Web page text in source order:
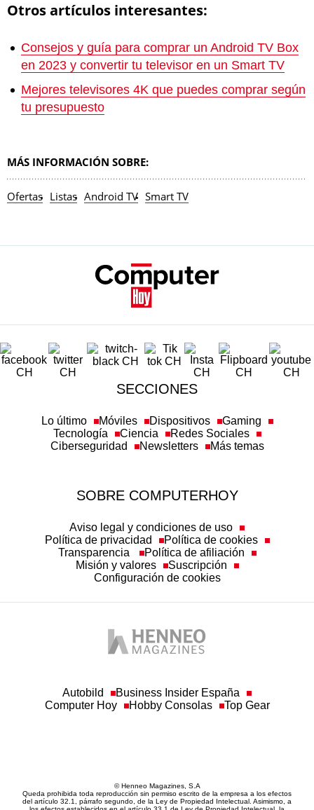
Otros artículos interesantes:
Consejos y guía para comprar un Android TV Box
en 2023 y convertir tu televisor en un Smart TV
Mejores televisores 4K que puedes comprar según
tu presupuesto
MÁS INFORMACIÓN SOBRE:
Ofertas Listas Android TV Smart TV
SECCIONES
Tecnología
Ciencia
Redes Sociales
Ciberseguridad
Newsletters Más temas
Política de privacidad
Política de cookies
Transparencia
Política de afiliación
Misión y valores
Suscripción
Configuración de cookies
Computer Hoy
Hobby Consolas Top Gear
del artículo 32.1, párrafo segundo, de la Ley de Propiedad Intelectual. Asimismo, a
los efectos establecidos en el artículo 33.1 de Ley de Propiedad Intelectual, la
empresa hace constar la correspondiente reserva de derechos, por sí y por medio de